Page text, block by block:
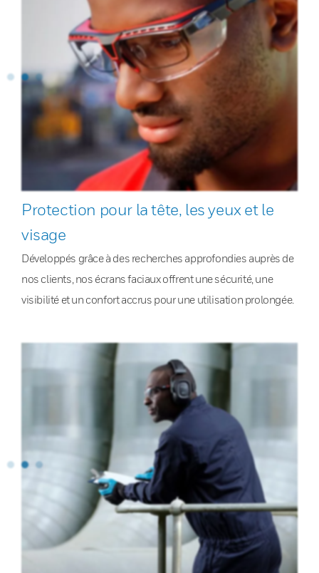
Protection pour la tête, les yeux et le
visage
Développés grâce à des recherches approfondies auprès de
nos clients, nos écrans faciaux offrent une sécurité, une
visibilité et un confort accrus pour une utilisation prolongée.